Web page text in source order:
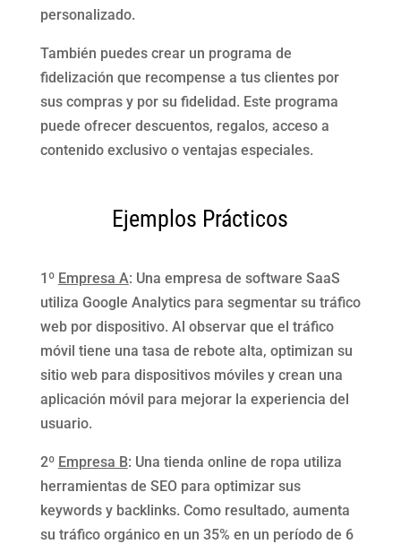
personalizado.
También puedes crear un programa de
fidelización que recompense a tus clientes por
sus compras y por su fidelidad. Este programa
puede ofrecer descuentos, regalos, acceso a
contenido exclusivo o ventajas especiales.
Ejemplos Prácticos
1º Empresa A: Una empresa de software SaaS
utiliza Google Analytics para segmentar su tráfico
web por dispositivo. Al observar que el tráfico
móvil tiene una tasa de rebote alta, optimizan su
sitio web para dispositivos móviles y crean una
aplicación móvil para mejorar la experiencia del
usuario.
2º Empresa B: Una tienda online de ropa utiliza
herramientas de SEO para optimizar sus
keywords y backlinks. Como resultado, aumenta
su tráfico orgánico en un 35% en un período de 6